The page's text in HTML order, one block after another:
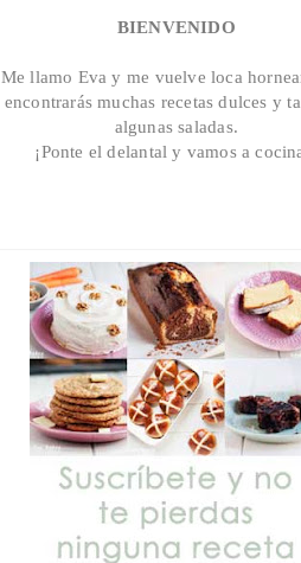
BIENVENIDO
Me llamo Eva y me vuelve loca
encontrarás muchas recetas dulces y
algunas saladas.
¡Ponte el delantal y vamos a